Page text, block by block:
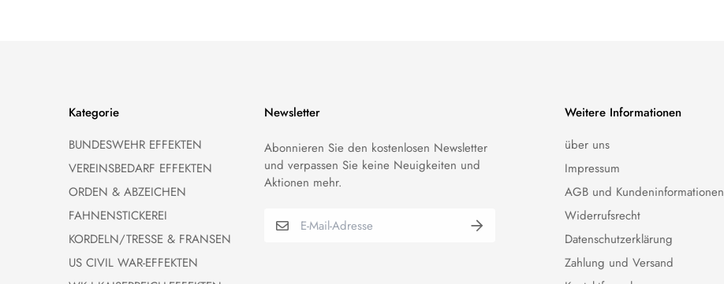
Kategorie
BUNDESWEHR EFFEKTEN
VEREINSBEDARF EFFEKTEN
ORDEN & ABZEICHEN
FAHNENSTICKEREI
KORDELN/TRESSE & FRANSEN
US CIVIL WAR-EFFEKTEN
Newsletter
Abonnieren Sie den kostenlosen Newsletter
und verpassen Sie keine Neuigkeiten und
Aktionen mehr.
Weitere Informationen
über uns
Impressum
AGB und Kundeninformationen
Widerrufsrecht
Datenschutzerklärung
Zahlung und Versand